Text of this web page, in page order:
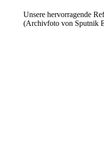
Unsere hervorragende
(Archivfoto von Sputnik